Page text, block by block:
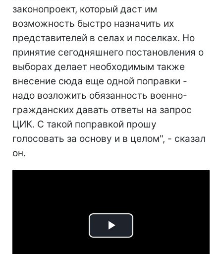
законопроект, который даст им
возможность быстро назначить их
представителей в селах и поселках. Но
принятие сегодняшнего постановления о
выборах делает необходимым также
внесение сюда еще одной поправки -
надо возложить обязанность военно-
гражданских давать ответы на запрос
ЦИК. С такой поправкой прошу
голосовать за основу и в целом", - сказал
он.
Play